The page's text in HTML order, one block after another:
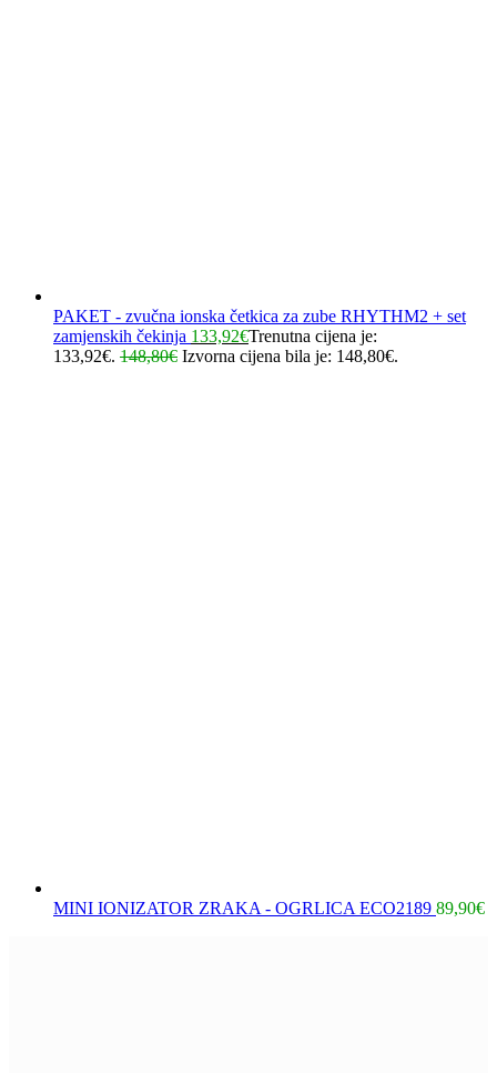
PAKET - zvučna ionska četkica za zube RHYTHM2 + set
zamjenskih čekinja 133,92€Trenutna cijena je:
133,92€. 148,80€ Izvorna cijena bila je: 148,80€.
MINI IONIZATOR ZRAKA - OGRLICA ECO2189 89,90€